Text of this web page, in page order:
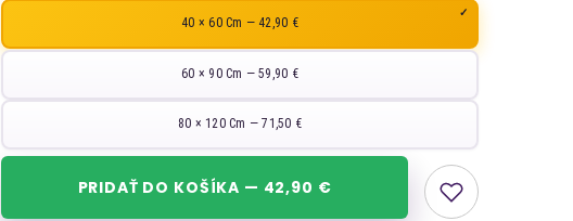
40 × 60 Cm — 42,90 €
60 × 90 Cm — 59,90 €
80 × 120 Cm — 71,50 €
PRIDAŤ DO KOŠÍKA — 42,90 €